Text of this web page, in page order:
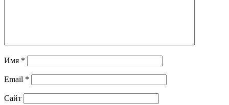
Имя *
Email *
Сайт